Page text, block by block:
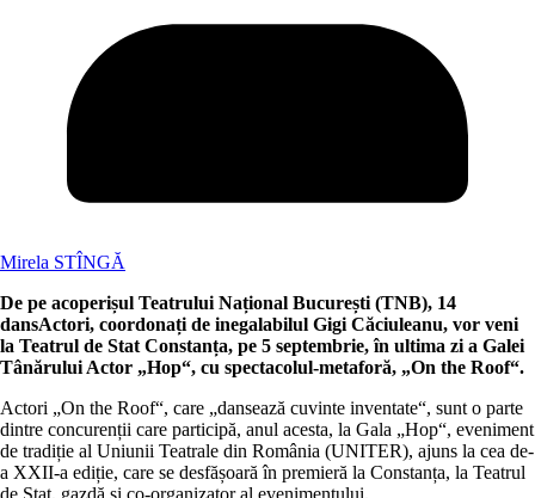
Mirela STÎNGĂ
De pe acoperișul Teatrului Național București (TNB), 14
dansActori, coordonați de inegalabilul Gigi Căciuleanu, vor veni
la Teatrul de Stat Constanța, pe 5 septembrie, în ultima zi a Galei
Tânărului Actor „Hop“, cu spectacolul-metaforă, „On the Roof“.
Actori „On the Roof“, care „dansează cuvinte inventate“, sunt o parte
dintre concurenții care participă, anul acesta, la Gala „Hop“, eveniment
de tradiție al Uniunii Teatrale din România (UNITER), ajuns la cea de-
a XXII-a ediție, care se desfășoară în premieră la Constanța, la Teatrul
de Stat, gazdă și co-organizator al evenimentului.